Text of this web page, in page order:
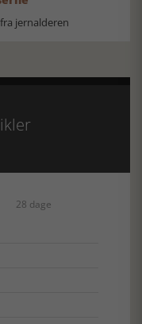
jernalderen
28 dage